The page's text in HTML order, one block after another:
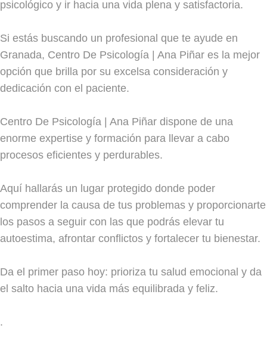
psicológico y ir hacia una vida plena y satisfactoria.
Si estás buscando un profesional que te ayude en
Granada, Centro De Psicología | Ana Piñar es la mejor
opción que brilla por su excelsa consideración y
dedicación con el paciente.
Centro De Psicología | Ana Piñar dispone de una
enorme expertise y formación para llevar a cabo
procesos eficientes y perdurables.
Aquí hallarás un lugar protegido donde poder
comprender la causa de tus problemas y proporcionarte
los pasos a seguir con las que podrás elevar tu
autoestima, afrontar conflictos y fortalecer tu bienestar.
Da el primer paso hoy: prioriza tu salud emocional y da
el salto hacia una vida más equilibrada y feliz.
.